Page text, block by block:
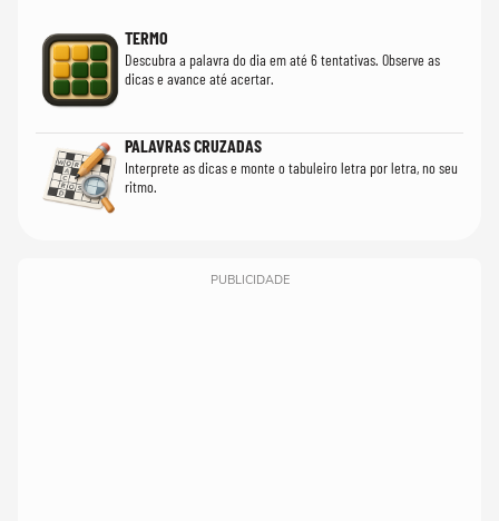
TERMO
Descubra a palavra do dia em até 6 tentativas. Observe as
dicas e avance até acertar.
PALAVRAS CRUZADAS
Interprete as dicas e monte o tabuleiro letra por letra, no seu
ritmo.
PUBLICIDADE